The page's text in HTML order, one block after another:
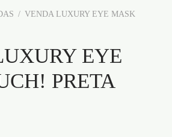
/ VENDA LUXURY EYE MASK
EYE
PRETA